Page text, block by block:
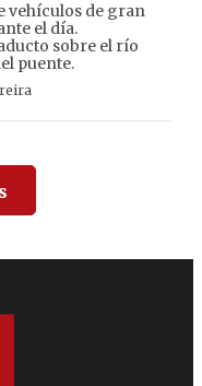
vehículos de gran
el día.
sobre el río
puente.